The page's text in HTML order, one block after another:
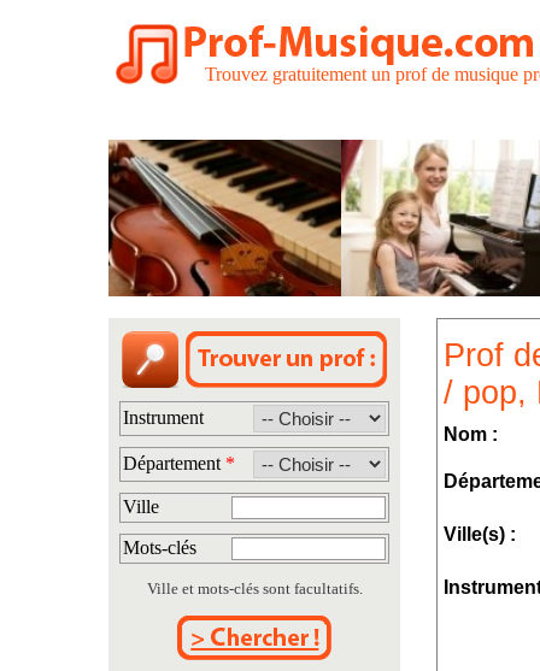
Trouvez gratuitement un prof de musique
Instrument
Département *
Ville
Mots-clés
Ville et mots-clés sont facultatifs.
Prof
/ pop,
Nom :
Ville(s) :